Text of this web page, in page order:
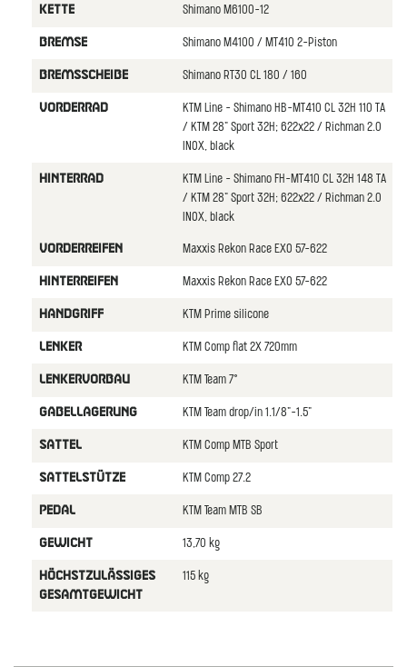
KETTE Shimano M6100-12
BREMSE Shimano M4100 / MT410 2-Piston
BREMSSCHEIBE Shimano RT30 CL 180 / 160
VORDERRAD
KTM Line - Shimano HB-MT410 CL 32H 110 TA
/ KTM 28" Sport 32H; 622x22 / Richman 2.0
INOX, black
HINTERRAD
KTM Line - Shimano FH-MT410 CL 32H 148 TA
/ KTM 28" Sport 32H; 622x22 / Richman 2.0
INOX, black
VORDERREIFEN Maxxis Rekon Race EXO 57-622
HINTERREIFEN Maxxis Rekon Race EXO 57-622
HANDGRIFF KTM Prime silicone
LENKER KTM Comp flat 2X 720mm
LENKERVORBAU KTM Team 7°
GABELLAGERUNG KTM Team drop/in 1.1/8"-1.5"
SATTEL KTM Comp MTB Sport
SATTELSTÜTZE KTM Comp 27.2
PEDAL KTM Team MTB SB
GEWICHT 13,70 kg
HÖCHSTZULÄSSIGES
GESAMTGEWICHT
115 kg